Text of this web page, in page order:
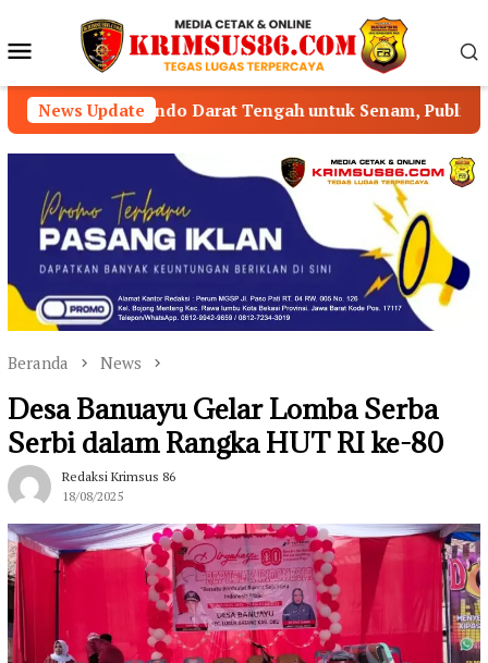
konten Menu
Mobile
News Update
Darat Tengah untuk Senam, Publik Pertanyakan
Beranda News
Desa Banuayu Gelar Lomba Serba
Serbi dalam Rangka HUT RI ke-80
Redaksi Krimsus 86
18/08/2025